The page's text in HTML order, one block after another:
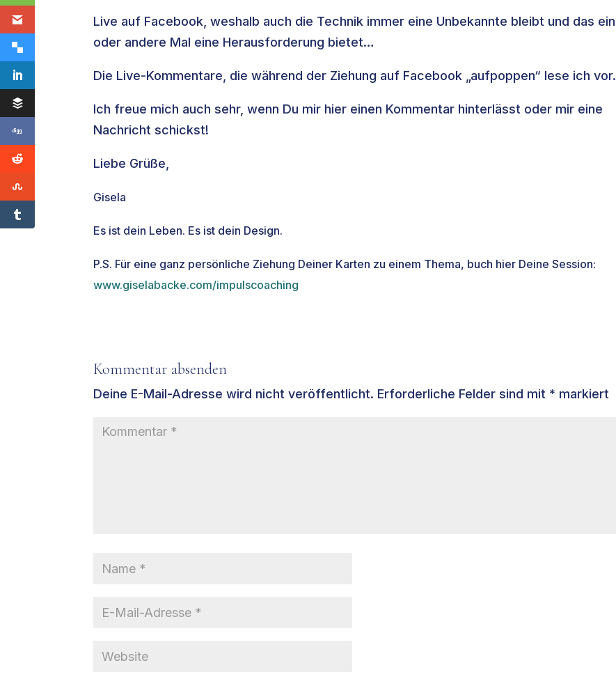
Live auf Facebook, weshalb auch die Technik immer eine Unbekannte bleibt und das ein
oder andere Mal eine Herausforderung bietet…
Die Live-Kommentare, die während der Ziehung auf Facebook „aufpoppen“ lese ich vor.
Ich freue mich auch sehr, wenn Du mir hier einen Kommentar hinterlässt oder mir eine
Nachricht schickst!
Liebe Grüße,
Gisela
Es ist dein Leben. Es ist dein Design.
P.S. Für eine ganz persönliche Ziehung Deiner Karten zu einem Thema, buch hier Deine Session:
www.giselabacke.com/impulscoaching
Kommentar absenden
Deine E-Mail-Adresse wird nicht veröffentlicht. Erforderliche Felder sind mit * markiert